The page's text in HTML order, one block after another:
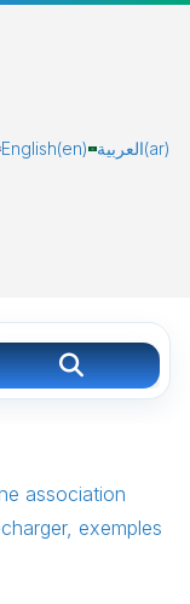
English(en) العربية(ar)
association
exemples